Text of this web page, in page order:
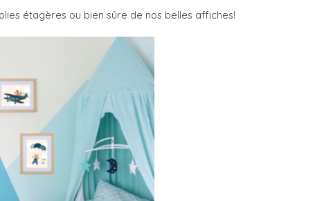
étagères ou bien sûre de nos belles affiches!